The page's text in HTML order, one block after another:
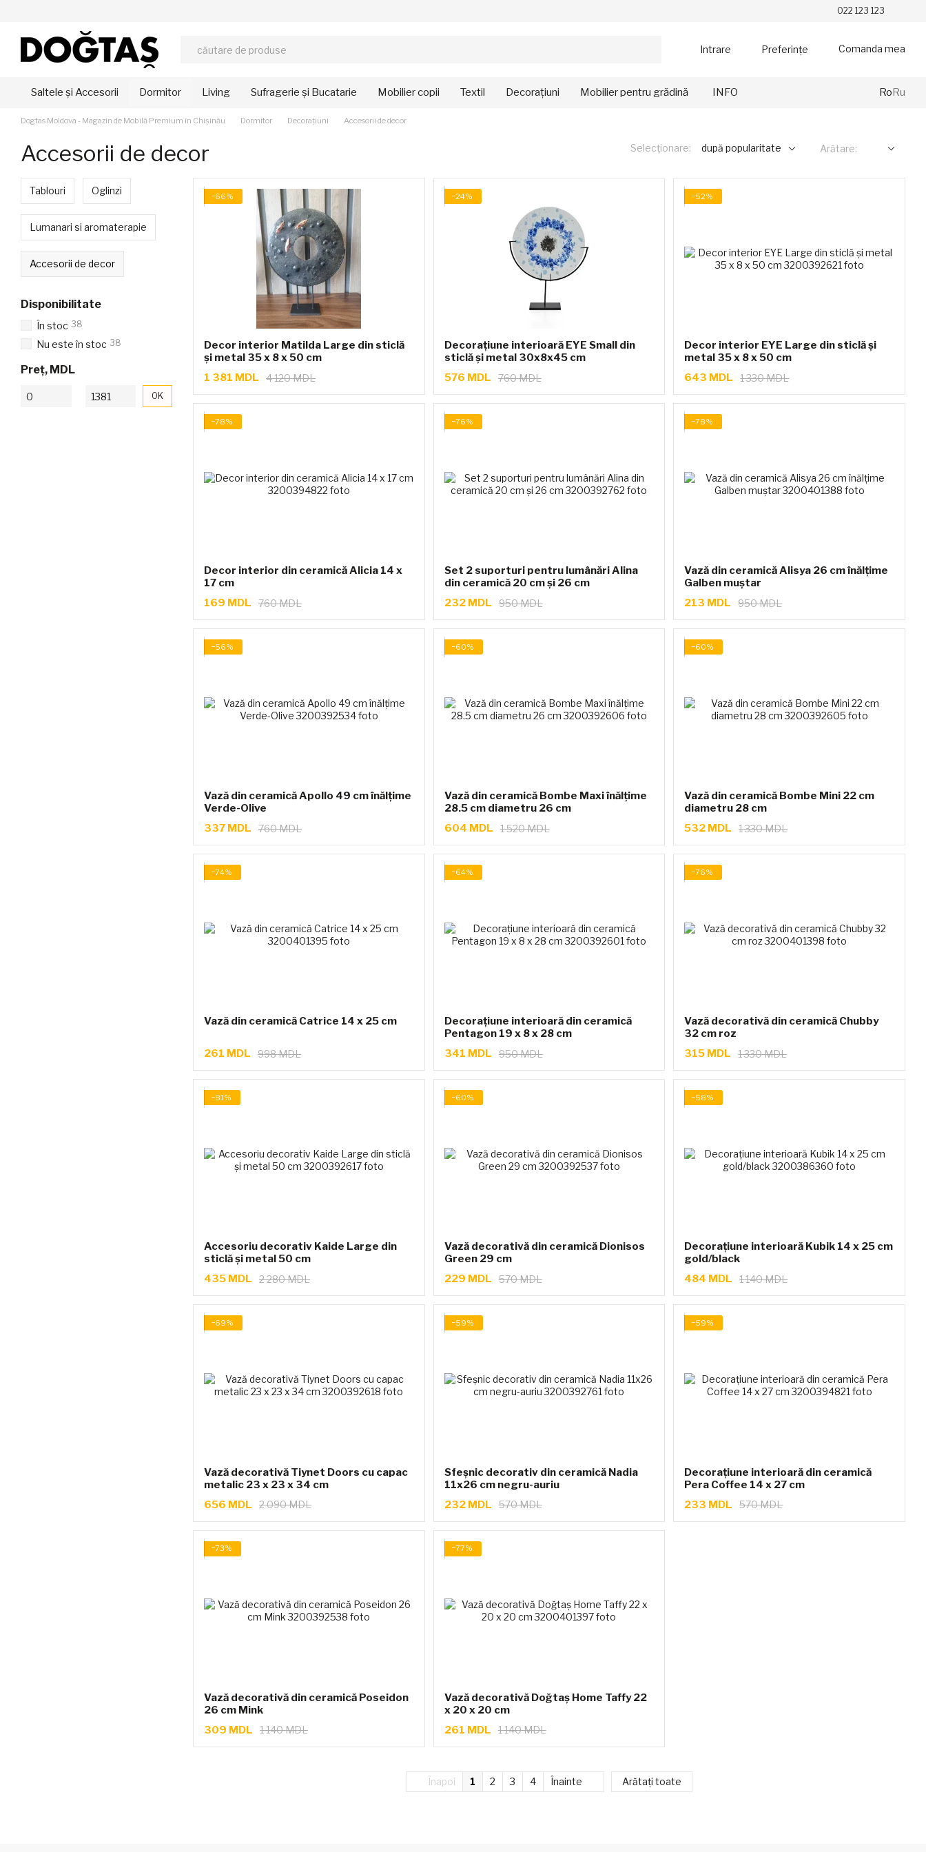
022 123 123
Intrare Preferințe Comanda mea
Saltele și Accesorii Dormitor Living Sufragerie și Bucatarie Mobilier copii Textil Decorațiuni Mobilier pentru grădină INFO RoRu
Dogtas Moldova - Magazin de Mobilă Premium în Chișinău Dormitor Decorațiuni Accesorii de decor
Accesorii de decor Selecționare: după popularitate Arătare:
−66%
Decor interior Matilda Large din sticlă
și metal 35 x 8 x 50 cm
4 120 MDL
1 381 MDL
−24%
Decorațiune interioară EYE Small din
sticlă și metal 30x8x45 cm
760 MDL
576 MDL
−52%
Decor interior EYE Large din sticlă și
metal 35 x 8 x 50 cm
1 330 MDL
643 MDL
−78%
Decor interior din ceramică Alicia 14 x
17 cm
760 MDL
169 MDL
−76%
Set 2 suporturi pentru lumânări Alina
din ceramică 20 cm și 26 cm
950 MDL
232 MDL
−78%
Vază din ceramică Alisya 26 cm înălțime
Galben muștar
950 MDL
213 MDL
−56%
Vază din ceramică Apollo 49 cm înălțime
Verde-Olive
760 MDL
337 MDL
−60%
Vază din ceramică Bombe Maxi înălțime
28.5 cm diametru 26 cm
1 520 MDL
604 MDL
−60%
Vază din ceramică Bombe Mini 22 cm
diametru 28 cm
1 330 MDL
532 MDL
−74%
Vază din ceramică Catrice 14 x 25 cm
998 MDL
261 MDL
−64%
Decorațiune interioară din ceramică
Pentagon 19 x 8 x 28 cm
950 MDL
341 MDL
−76%
Vază decorativă din ceramică Chubby
32 cm roz
1 330 MDL
315 MDL
−81%
Accesoriu decorativ Kaide Large din
sticlă și metal 50 cm
2 280 MDL
435 MDL
−60%
Vază decorativă din ceramică Dionisos
Green 29 cm
570 MDL
229 MDL
−58%
Decorațiune interioară Kubik 14 x 25 cm
gold/black
1 140 MDL
484 MDL
−69%
Vază decorativă Tiynet Doors cu capac
metalic 23 x 23 x 34 cm
2 090 MDL
656 MDL
−59%
Sfeșnic decorativ din ceramică Nadia
11x26 cm negru-auriu
570 MDL
232 MDL
−59%
Decorațiune interioară din ceramică
Pera Coffee 14 x 27 cm
570 MDL
233 MDL
−73%
Vază decorativă din ceramică Poseidon
26 cm Mink
1 140 MDL
309 MDL
−77%
Vază decorativă Doğtaş Home Taffy 22
x 20 x 20 cm
1 140 MDL
261 MDL
Înapoi 1 2 3 4 Înainte Arătați toate
Tablouri Oglinzi
Lumanari si aromaterapie
Accesorii de decor
Disponibilitate
În stoc 38
Nu este în stoc 38
Preț, MDL
De la Preț, MDL
Până la Preț, MDL OK